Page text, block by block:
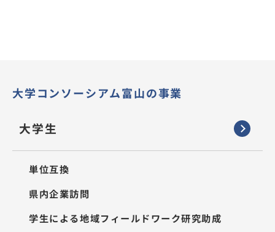
大学コンソーシアム富山の事業
大学生
単位互換
県内企業訪問
学生による地域フィールドワーク研究助成